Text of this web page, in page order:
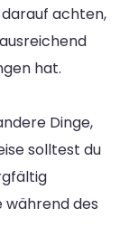
achten,
hat.
Dinge,
solltest du
während des